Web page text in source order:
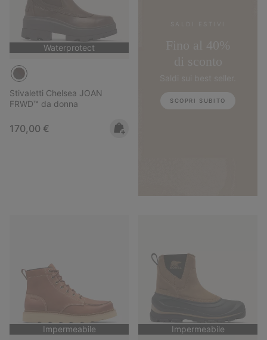
Waterprotect
Stivaletti Chelsea JOAN
FRWD™ da donna
Regular price:
170,00 €
SCOPRI SUBITO
Impermeabile Impermeabile